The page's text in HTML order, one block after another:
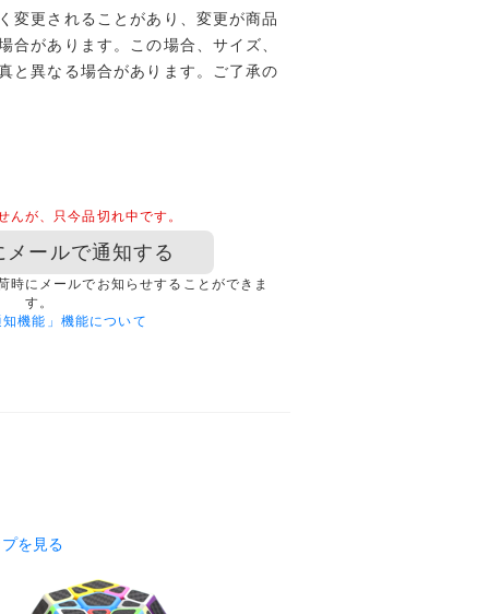
変更されることがあり、変更が商品
合があります。この場合、サイズ、
と異なる場合があります。ご了承の
んが、只今品切れ中です。
メールで通知する
時にメールでお知らせすることができま
す。
知機能」機能について
を見る